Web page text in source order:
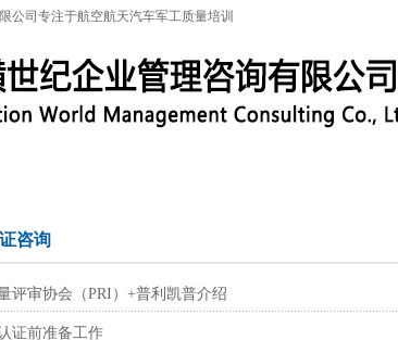
公司专注于航空航天汽车军工质量培训
咨询
评审协会（PRI）+普利凯普介绍
证前准备工作